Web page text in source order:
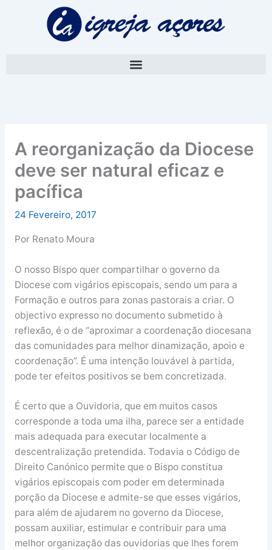
A reorganização da Diocese
deve ser natural eficaz e
pacífica
24 Fevereiro, 2017
Por Renato Moura
O nosso Bispo quer compartilhar o governo da
Diocese com vigários episcopais, sendo um para a
Formação e outros para zonas pastorais a criar. O
objectivo expresso no documento submetido à
reflexão, é o de “aproximar a coordenação diocesana
das comunidades para melhor dinamização, apoio e
coordenação”. É uma intenção louvável à partida,
pode ter efeitos positivos se bem concretizada.
É certo que a Ouvidoria, que em muitos casos
corresponde a toda uma ilha, parece ser a entidade
mais adequada para executar localmente a
descentralização pretendida. Todavia o Código de
Direito Canónico permite que o Bispo constitua
vigários episcopais com poder em determinada
porção da Diocese e admite-se que esses vigários,
para além de ajudarem no governo da Diocese,
possam auxiliar, estimular e contribuir para uma
melhor organização das ouvidorias que lhes forem